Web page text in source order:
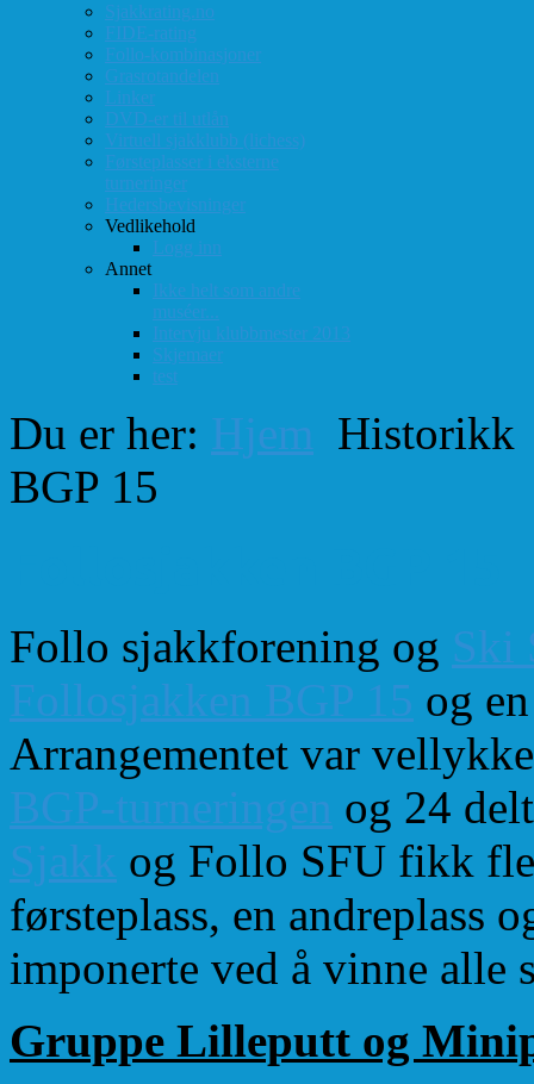
Sjakkrating.no
FIDE-rating
Follo-kombinasjoner
Grasrotandelen
Linker
DVD-er til utlån
Virtuell sjakklubb (lichess)
Førsteplasser i eksterne
turneringer
Hedersbevisninger
Vedlikehold
Logg inn
Annet
Ikke helt som andre
muséer...
Intervju klubbmester 2013
Skjemaer
test
Du er her: Hjem Historikk
BGP 15
Follo sjakkforening og Ski
Follosjakken BGP 15 og
Arrangementet var
BGP-turneringen og 24
Sjakk og Follo SFU fikk
førsteplass, en andreplass
imponerte ved å vinne
Gruppe Lilleputt og